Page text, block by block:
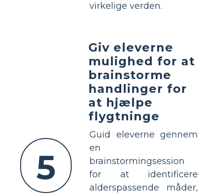
virkelige verden.
5
Giv eleverne
mulighed for at
brainstorme
handlinger for
at hjælpe
flygtninge
Guid eleverne gennem
en
brainstormingsession
for at identificere
alderspassende måder,